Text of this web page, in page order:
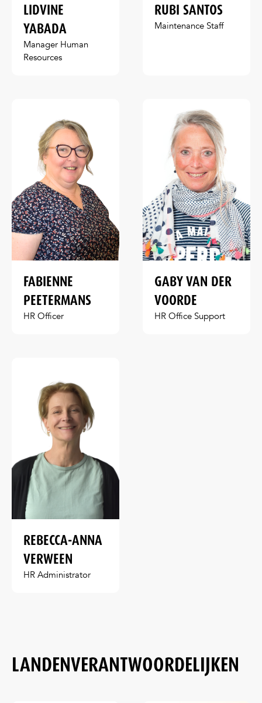
LIDVINE
YABADA
Manager Human
Resources
RUBI SANTOS
Maintenance Staff
FABIENNE
PEETERMANS
HR Officer
GABY VAN DER
VOORDE
HR Office Support
REBECCA-ANNA
VERWEEN
HR Administrator
LANDENVERANTWOORDELIJKEN